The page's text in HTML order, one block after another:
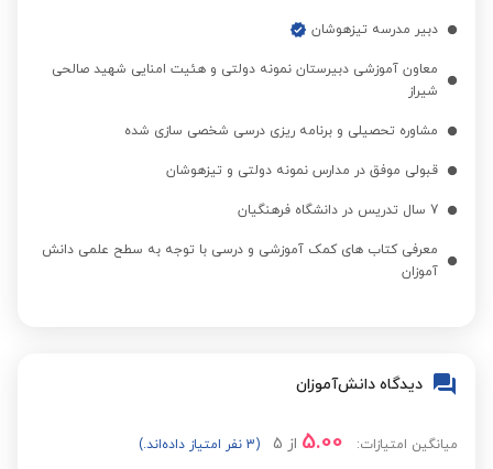
دبیر مدرسه تیزهوشان
معاون آموزشی دبیرستان نمونه دولتی و هئیت امنایی شهید صالحی
شیراز
مشاوره تحصیلی و برنامه ریزی درسی شخصی سازی شده
قبولی موفق در مدارس نمونه دولتی و تیزهوشان
7 سال تدریس در دانشگاه فرهنگیان
معرفی کتاب های کمک آموزشی و درسی با توجه به سطح علمی دانش
آموزان
دیدگاه دانش‌آموزان
میانگین امتیازات: 5.00 از 5 (3 نفر امتیاز داده‌اند.)